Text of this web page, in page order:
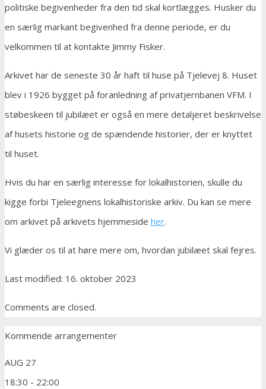
politiske begivenheder fra den tid skal kortlægges. Husker du
en særlig markant begivenhed fra denne periode, er du
velkommen til at kontakte Jimmy Fisker.
Arkivet har de seneste 30 år haft til huse på Tjelevej 8. Huset
blev i 1926 bygget på foranledning af privatjernbanen VFM. I
støbeskeen til jubilæet er også en mere detaljeret beskrivelse
af husets historie og de spændende historier, der er knyttet
til huset.
Hvis du har en særlig interesse for lokalhistorien, skulle du
kigge forbi Tjeleegnens lokalhistoriske arkiv. Du kan se mere
om arkivet på arkivets hjemmeside her.
Vi glæder os til at høre mere om, hvordan jubilæet skal fejres.
Last modified: 16. oktober 2023
Comments are closed.
Kommende arrangementer
AUG 27
18:30 - 22:00